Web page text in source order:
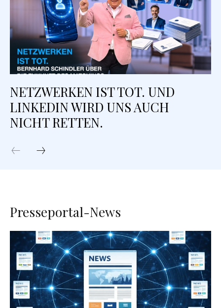
NETZWERKEN IST TOT. UND
LINKEDIN WIRD UNS AUCH
NICHT RETTEN.
Presseportal-News